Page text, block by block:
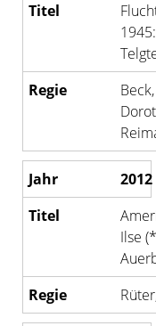
Beck,
2012
Ilse